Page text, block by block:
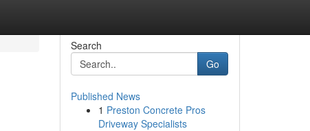
Search
Go
Published News
1 Preston Concrete Pros
Driveway Specialists